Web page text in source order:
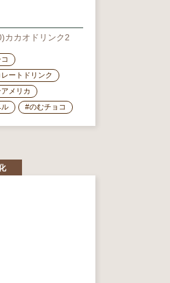
カカオドリンク2
ートドリンク
メリカ
#のむチョコ